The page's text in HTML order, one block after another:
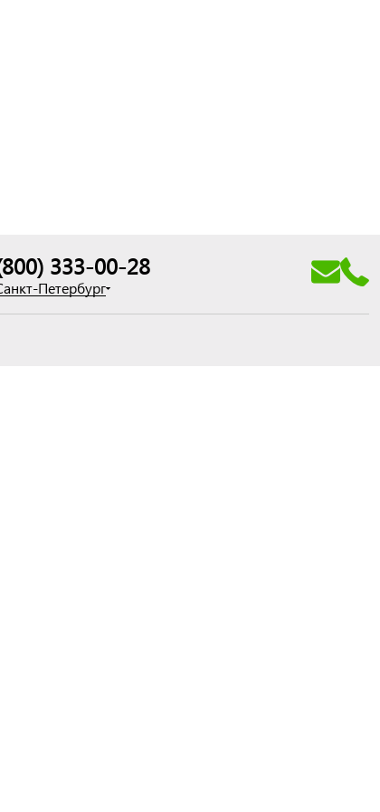
333-00-28
Петербург